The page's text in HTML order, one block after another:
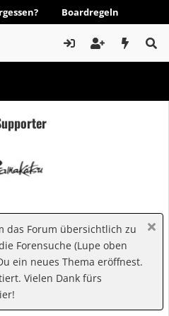
Boardregeln
das Forum übersichtlich zu
Forensuche (Lupe oben
ein neues Thema eröffnest.
Vielen Dank fürs